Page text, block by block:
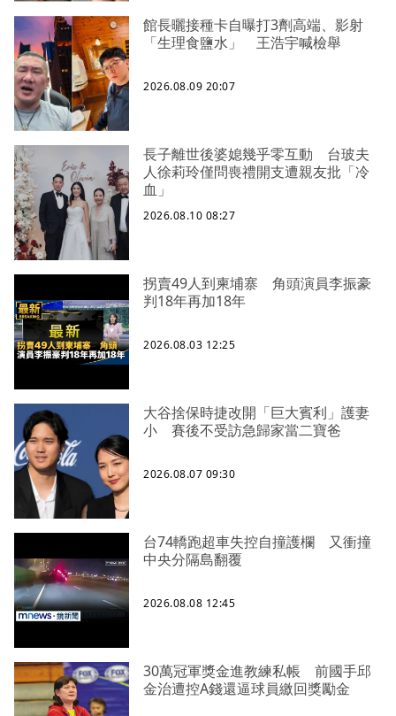
館長曬接種卡自曝打3劑高端、影射
「生理食鹽水」 王浩宇喊檢舉
2026.08.09 20:07
長子離世後婆媳幾乎零互動 台玻夫
人徐莉玲僅問喪禮開支遭親友批「冷
血」
2026.08.10 08:27
拐賣49人到柬埔寨 角頭演員李振豪
判18年再加18年
2026.08.03 12:25
大谷捨保時捷改開「巨大賓利」護妻
小 賽後不受訪急歸家當二寶爸
2026.08.07 09:30
台74轎跑超車失控自撞護欄 又衝撞
中央分隔島翻覆
2026.08.08 12:45
30萬冠軍獎金進教練私帳 前國手邱
金治遭控A錢還逼球員繳回獎勵金